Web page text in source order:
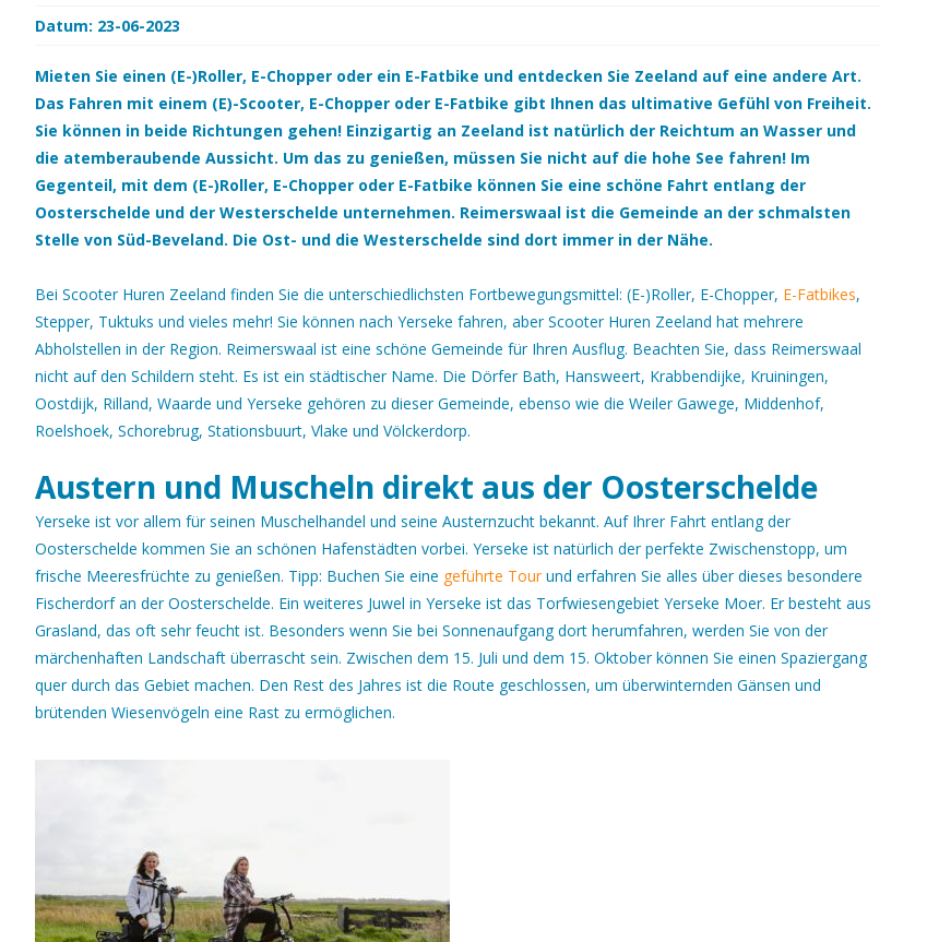
Datum: 23-06-2023
Mieten Sie einen (E-)Roller, E-Chopper oder ein E-Fatbike und entdecken Sie Zeeland auf eine andere Art.
Das Fahren mit einem (E)-Scooter, E-Chopper oder E-Fatbike gibt Ihnen das ultimative Gefühl von Freiheit.
Sie können in beide Richtungen gehen! Einzigartig an Zeeland ist natürlich der Reichtum an Wasser und
die atemberaubende Aussicht. Um das zu genießen, müssen Sie nicht auf die hohe See fahren! Im
Gegenteil, mit dem (E-)Roller, E-Chopper oder E-Fatbike können Sie eine schöne Fahrt entlang der
Oosterschelde und der Westerschelde unternehmen. Reimerswaal ist die Gemeinde an der schmalsten
Stelle von Süd-Beveland. Die Ost- und die Westerschelde sind dort immer in der Nähe.
Bei Scooter Huren Zeeland finden Sie die unterschiedlichsten Fortbewegungsmittel: (E-)Roller, E-Chopper, E-Fatbikes,
Stepper, Tuktuks und vieles mehr! Sie können nach Yerseke fahren, aber Scooter Huren Zeeland hat mehrere
Abholstellen in der Region. Reimerswaal ist eine schöne Gemeinde für Ihren Ausflug. Beachten Sie, dass Reimerswaal
nicht auf den Schildern steht. Es ist ein städtischer Name. Die Dörfer Bath, Hansweert, Krabbendijke, Kruiningen,
Oostdijk, Rilland, Waarde und Yerseke gehören zu dieser Gemeinde, ebenso wie die Weiler Gawege, Middenhof,
Roelshoek, Schorebrug, Stationsbuurt, Vlake und Völckerdorp.
Austern und Muscheln direkt aus der Oosterschelde
Yerseke ist vor allem für seinen Muschelhandel und seine Austernzucht bekannt. Auf Ihrer Fahrt entlang der
Oosterschelde kommen Sie an schönen Hafenstädten vorbei. Yerseke ist natürlich der perfekte Zwischenstopp, um
frische Meeresfrüchte zu genießen. Tipp: Buchen Sie eine geführte Tour und erfahren Sie alles über dieses besondere
Fischerdorf an der Oosterschelde. Ein weiteres Juwel in Yerseke ist das Torfwiesengebiet Yerseke Moer. Er besteht aus
Grasland, das oft sehr feucht ist. Besonders wenn Sie bei Sonnenaufgang dort herumfahren, werden Sie von der
märchenhaften Landschaft überrascht sein. Zwischen dem 15. Juli und dem 15. Oktober können Sie einen Spaziergang
quer durch das Gebiet machen. Den Rest des Jahres ist die Route geschlossen, um überwinternden Gänsen und
brütenden Wiesenvögeln eine Rast zu ermöglichen.